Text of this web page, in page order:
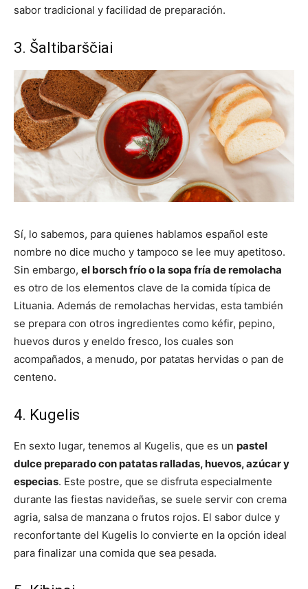
sabor tradicional y facilidad de preparación.
3. Šaltibarščiai
Sí, lo sabemos, para quienes hablamos español este
nombre no dice mucho y tampoco se lee muy apetitoso.
Sin embargo, el borsch frío o la sopa fría de remolacha
es otro de los elementos clave de la comida típica de
Lituania. Además de remolachas hervidas, esta también
se prepara con otros ingredientes como kéfir, pepino,
huevos duros y eneldo fresco, los cuales son
acompañados, a menudo, por patatas hervidas o pan de
centeno.
4. Kugelis
En sexto lugar, tenemos al Kugelis, que es un pastel
dulce preparado con patatas ralladas, huevos, azúcar y
especias. Este postre, que se disfruta especialmente
durante las fiestas navideñas, se suele servir con crema
agria, salsa de manzana o frutos rojos. El sabor dulce y
reconfortante del Kugelis lo convierte en la opción ideal
para finalizar una comida que sea pesada.